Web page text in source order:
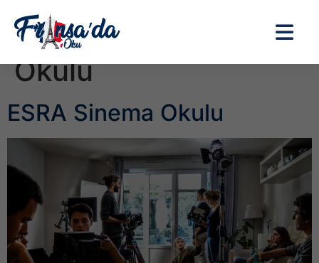
Etiket:ESRA Sinema
Okulu
ESRA Sinema Okulu